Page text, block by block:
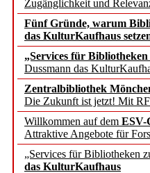
Zugänglichkeit und
Fünf Gründe, warum
das KulturKaufhaus
„Services für
Dussmann das
Zentralbibliothek
Die Zukunft ist jetzt! Mit
Willkommen auf dem ESV-
Attraktive Angebote für
„Services für Bibliotheken
das KulturKaufhaus
Segment
angepasst